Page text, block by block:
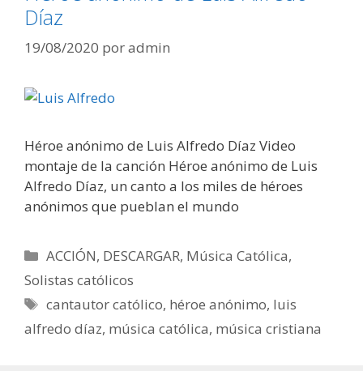
Díaz
19/08/2020 poradmin
Héroe anónimo de Luis Alfredo Díaz Video
montaje de la canción Héroe anónimo de Luis
Alfredo Díaz, un canto a los miles de héroes
anónimos que pueblan el mundo
Categorías
ACCIÓN, DESCARGAR, Música Católica,
Solistas católicos
Etiquetas
cantautor católico, héroe anónimo, luis
alfredo díaz, música católica, música cristiana